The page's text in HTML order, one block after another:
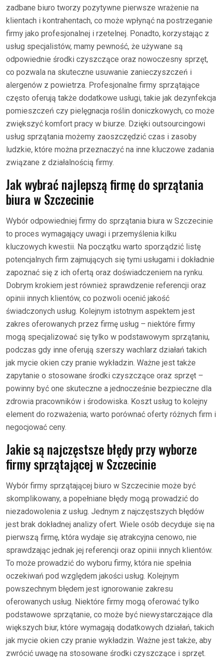
zadbane biuro tworzy pozytywne pierwsze wrażenie na
klientach i kontrahentach, co może wpłynąć na postrzeganie
firmy jako profesjonalnej i rzetelnej. Ponadto, korzystając z
usług specjalistów, mamy pewność, że używane są
odpowiednie środki czyszczące oraz nowoczesny sprzęt,
co pozwala na skuteczne usuwanie zanieczyszczeń i
alergenów z powietrza. Profesjonalne firmy sprzątające
często oferują także dodatkowe usługi, takie jak dezynfekcja
pomieszczeń czy pielęgnacja roślin doniczkowych, co może
zwiększyć komfort pracy w biurze. Dzięki outsourcingowi
usług sprzątania możemy zaoszczędzić czas i zasoby
ludzkie, które można przeznaczyć na inne kluczowe zadania
związane z działalnością firmy.
Jak wybrać najlepszą firmę do sprzątania
biura w Szczecinie
Wybór odpowiedniej firmy do sprzątania biura w Szczecinie
to proces wymagający uwagi i przemyślenia kilku
kluczowych kwestii. Na początku warto sporządzić listę
potencjalnych firm zajmujących się tymi usługami i dokładnie
zapoznać się z ich ofertą oraz doświadczeniem na rynku.
Dobrym krokiem jest również sprawdzenie referencji oraz
opinii innych klientów, co pozwoli ocenić jakość
świadczonych usług. Kolejnym istotnym aspektem jest
zakres oferowanych przez firmę usług – niektóre firmy
mogą specjalizować się tylko w podstawowym sprzątaniu,
podczas gdy inne oferują szerszy wachlarz działań takich
jak mycie okien czy pranie wykładzin. Ważne jest także
zapytanie o stosowane środki czyszczące oraz sprzęt –
powinny być one skuteczne a jednocześnie bezpieczne dla
zdrowia pracowników i środowiska. Koszt usług to kolejny
element do rozważenia; warto porównać oferty różnych firm i
negocjować ceny.
Jakie są najczęstsze błędy przy wyborze
firmy sprzątającej w Szczecinie
Wybór firmy sprzątającej biuro w Szczecinie może być
skomplikowany, a popełniane błędy mogą prowadzić do
niezadowolenia z usług. Jednym z najczęstszych błędów
jest brak dokładnej analizy ofert. Wiele osób decyduje się na
pierwszą firmę, która wydaje się atrakcyjna cenowo, nie
sprawdzając jednak jej referencji oraz opinii innych klientów.
To może prowadzić do wyboru firmy, która nie spełnia
oczekiwań pod względem jakości usług. Kolejnym
powszechnym błędem jest ignorowanie zakresu
oferowanych usług. Niektóre firmy mogą oferować tylko
podstawowe sprzątanie, co może być niewystarczające dla
większych biur, które wymagają dodatkowych działań, takich
jak mycie okien czy pranie wykładzin. Ważne jest także, aby
zwrócić uwagę na stosowane środki czyszczące i sprzęt.